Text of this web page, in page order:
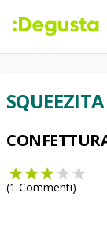
SQUEEZITA
(1 Commenti)